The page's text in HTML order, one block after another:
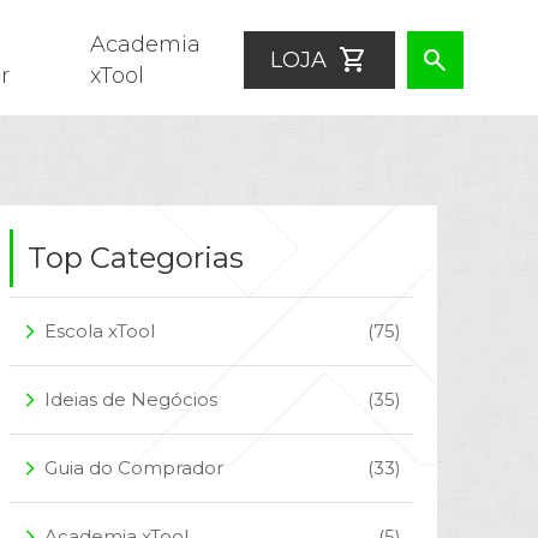
Academia
xTool
LOJA shopping_cart search
Top Categorias
arrow_forward_ios Escola xTool (75)
arrow_forward_ios Ideias de Negócios (35)
arrow_forward_ios Guia do Comprador (33)